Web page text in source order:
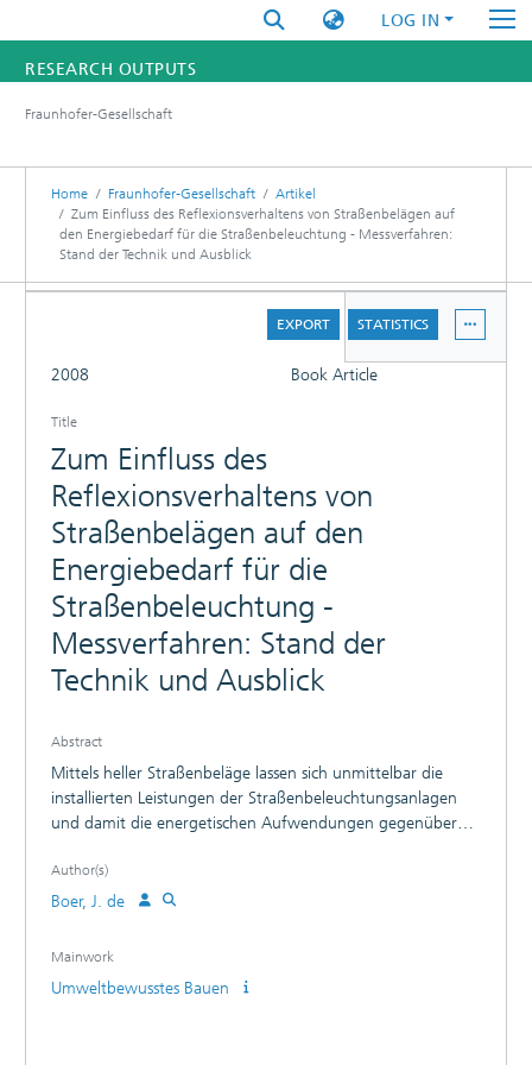
LOG IN
RESEARCH OUTPUTS
RESEARCHERS
INSTITUTES
Fraunhofer-Gesellschaft
Home Fraunhofer-Gesellschaft
Artikel
Zum Einfluss des Reflexionsverhaltens von Straßenbelägen auf
den Energiebedarf für die Straßenbeleuchtung - Messverfahren:
Stand der Technik und Ausblick
EXPORT STATISTICS
2008 Book Article
Title
Zum Einfluss des
Reflexionsverhaltens von
Straßenbelägen auf den
Energiebedarf für die
Straßenbeleuchtung -
Messverfahren: Stand der
Technik und Ausblick
Abstract
Mittels heller Straßenbeläge lassen sich unmittelbar die
installierten Leistungen der Straßenbeleuchtungsanlagen
und damit die energetischen Aufwendungen gegenüber
verkehrssicherheitstechnischen Anforderungen senken.
Somit kommt der genauen Kenntnis des
Auslegung der Beleuchtungsanlage hohe Bedeutung zu.
definierten Bereich des zu untersuchenden Belags
Author(s)
Boer, J. de
Mainwork
Umweltbewusstes Bauen